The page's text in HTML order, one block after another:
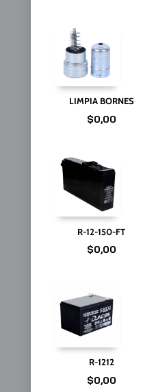
LIMPIA BORNES
$0,00
R-12-150-FT
$0,00
R-1212
$0,00